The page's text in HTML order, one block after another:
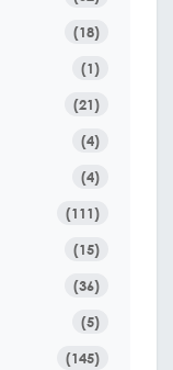
(18)
(1)
(21)
(4)
(4)
(111)
(15)
(36)
(5)
(145)